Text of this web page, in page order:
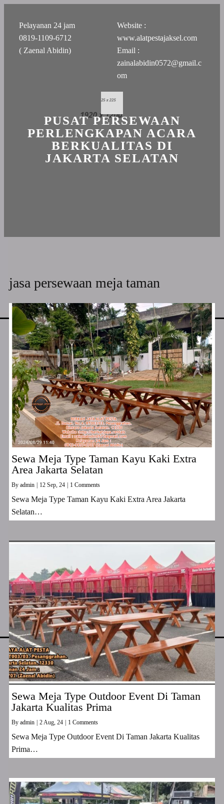
Pelayanan 24 jam
0819-1109-6712
( Zaenal Abidin)
Website :
www.alatpestajaksel.com
Email :
zainalabidin0572@gmail.c
om
PUSAT PERSEWAAN
PERLENGKAPAN ACARA
BERKUALITAS DI
JAKARTA SELATAN
jasa persewaan meja taman
Sewa Meja Type Taman Kayu Kaki Extra
Area Jakarta Selatan
By admin 12 Sep, 24 1 Comments
Sewa Meja Type Taman Kayu Kaki Extra Area Jakarta
Selatan…
Sewa Meja Type Outdoor Event Di Taman
Jakarta Kualitas Prima
By admin 2Aug, 24 1 Comments
Sewa Meja Type Outdoor Event Di Taman Jakarta Kualitas
Prima…